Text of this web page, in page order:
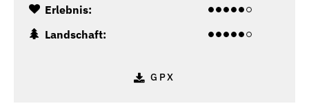
Erlebnis:
Landschaft:
GPX